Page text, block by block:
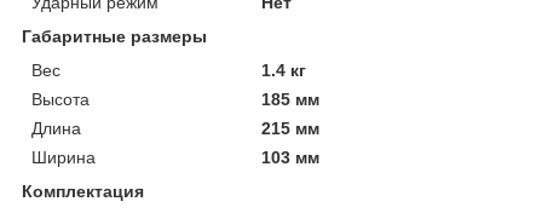
Габаритные размеры
Вес
1.4 кг
Высота
185 мм
Длина
215 мм
Ширина
103 мм
Комплектация